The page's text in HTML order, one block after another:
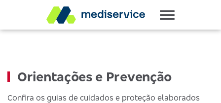
Orientações e Prevenção
Confira os guias de cuidados e proteção elaborados